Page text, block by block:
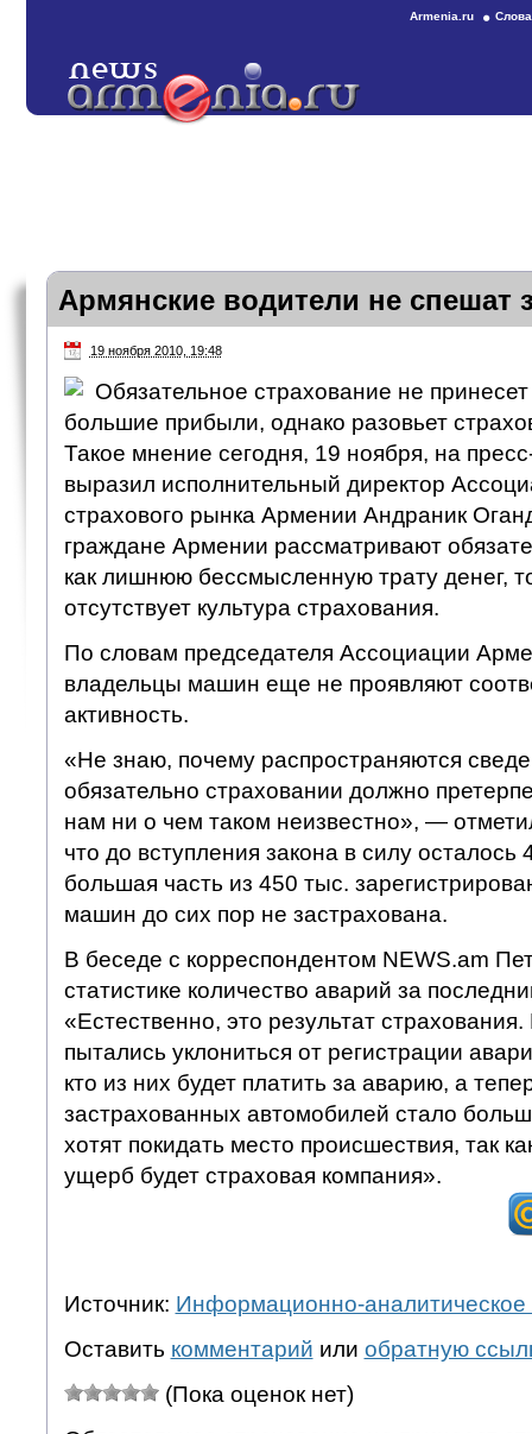
Armenia.ru
Армянские водители не спешат
19 ноября 2010, 19:48
Обязательное страхование не
большие прибыли, однако разовьет
Такое мнение сегодня, 19 ноября, на
выразил исполнительный директор
страхового рынка Армении Андраник
граждане Армении рассматривают
как лишнюю бессмысленную трату денег,
отсутствует культура страхования.
По словам председателя Ассоциации
владельцы машин еще не проявляют
активность.
«Не знаю, почему распространяются
обязательно страховании должно
нам ни о чем таком неизвестно», —
что до вступления закона в силу осталось
большая часть из 450 тыс.
машин до сих пор не застрахована.
В беседе с корреспондентом NEWS.am
статистике количество аварий за
«Естественно, это результат
пытались уклониться от регистрации
кто из них будет платить за аварию, а
застрахованных автомобилей стало
хотят покидать место происшествия, так
ущерб будет страховая компания».
Источник: Информационно-аналитическое
Оставить комментарий или обратную
(Пока оценок нет)